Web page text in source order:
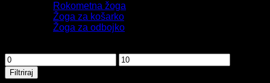
Rokometna žoga
Žoga za košarko
Žoga za odbojko
Min
cena
Max
cena
Filtriraj